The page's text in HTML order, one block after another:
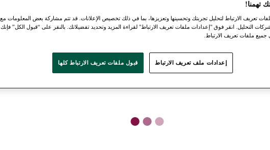
●
●
●
تهمنا!
تعريف الارتباط لتحليل تجربتك وتحسينها وتعزيزها، بما في ذلك تخصيص الإعلانات. قد تتم مشاركة بعض المعلومات مع
التحليل. انقر فوق "إعدادات ملفات تعريف الارتباط" لقراءة المزيد وتحديد تفضيلاتك. بالنقر على “قبول الكل” فإنك
ملفات تعريف الارتباط.
إعدادات ملف تعريف الارتباط قبول ملفات تعريف الارتباط كلها